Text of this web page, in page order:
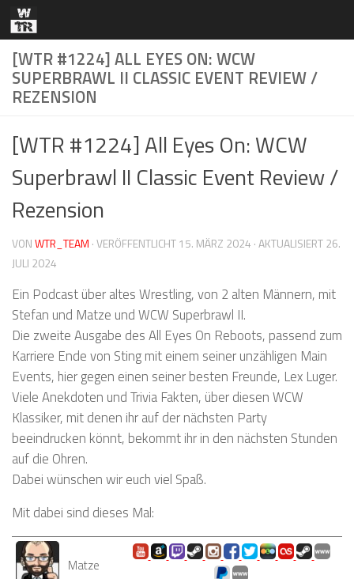
Zum Inhalt springen
[WTR #1224] ALL EYES ON: WCW
SUPERBRAWL II CLASSIC EVENT REVIEW /
REZENSION
[WTR #1224] All Eyes On: WCW
Superbrawl II Classic Event Review /
Rezension
VONWTR_TEAM · VERÖFFENTLICHT15. MÄRZ 2024 · AKTUALISIERT26.
JULI 2024
Ein Podcast über altes Wrestling, von 2 alten Männern, mit
Stefan und Matze und WCW Superbrawl II.
Die zweite Ausgabe des All Eyes On Reboots, passend zum
Karriere Ende von Sting mit einem seiner unzähligen Main
Events, hier gegen einen seiner besten Freunde, Lex Luger.
Viele Anekdoten und Trivia Fakten, über diesen WCW
Klassiker, mit denen ihr auf der nächsten Party
beeindrucken könnt, bekommt ihr in den nächsten Stunden
auf die Ohren.
Dabei wünschen wir euch viel Spaß.
Mit dabei sind dieses Mal:
Matze